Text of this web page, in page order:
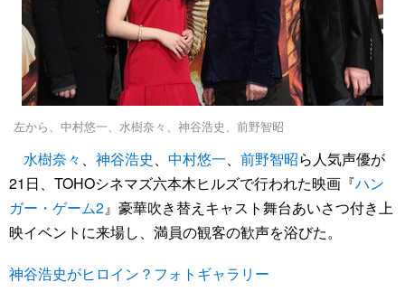
左から、中村悠一、水樹奈々、神谷浩史、前野智昭
水樹奈々 、 神谷浩史、 中村悠一、 前野智昭ら人気声優が
21日、TOHOシネマズ六本木ヒルズで行われた映画『ハン
ガー・ゲーム2』豪華吹き替えキャスト舞台あいさつ付き上
映イベントに来場し、満員の観客の歓声を浴びた。
神谷浩史がヒロイン？フォトギャラリー